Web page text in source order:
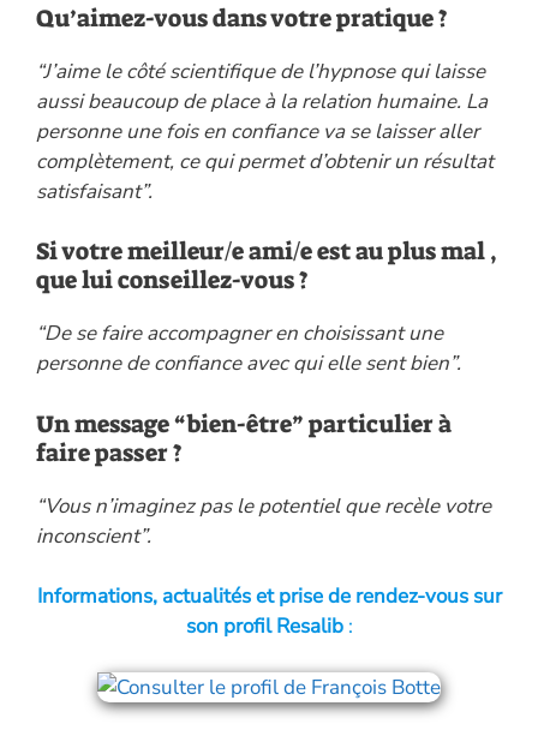
Qu’aimez-vous dans votre pratique ?
“J’aime le côté scientifique de l’hypnose qui laisse
aussi beaucoup de place à la relation humaine. La
personne une fois en confiance va se laisser aller
complètement, ce qui permet d’obtenir un résultat
satisfaisant”.
Si votre meilleur/e ami/e est au plus mal ,
que lui conseillez-vous ?
“De se faire accompagner en choisissant une
personne de confiance avec qui elle sent bien”.
Un message “bien-être” particulier à
faire passer ?
“Vous n’imaginez pas le potentiel que recèle votre
inconscient”.
Informations, actualités et prise de rendez-vous sur
son profil Resalib: